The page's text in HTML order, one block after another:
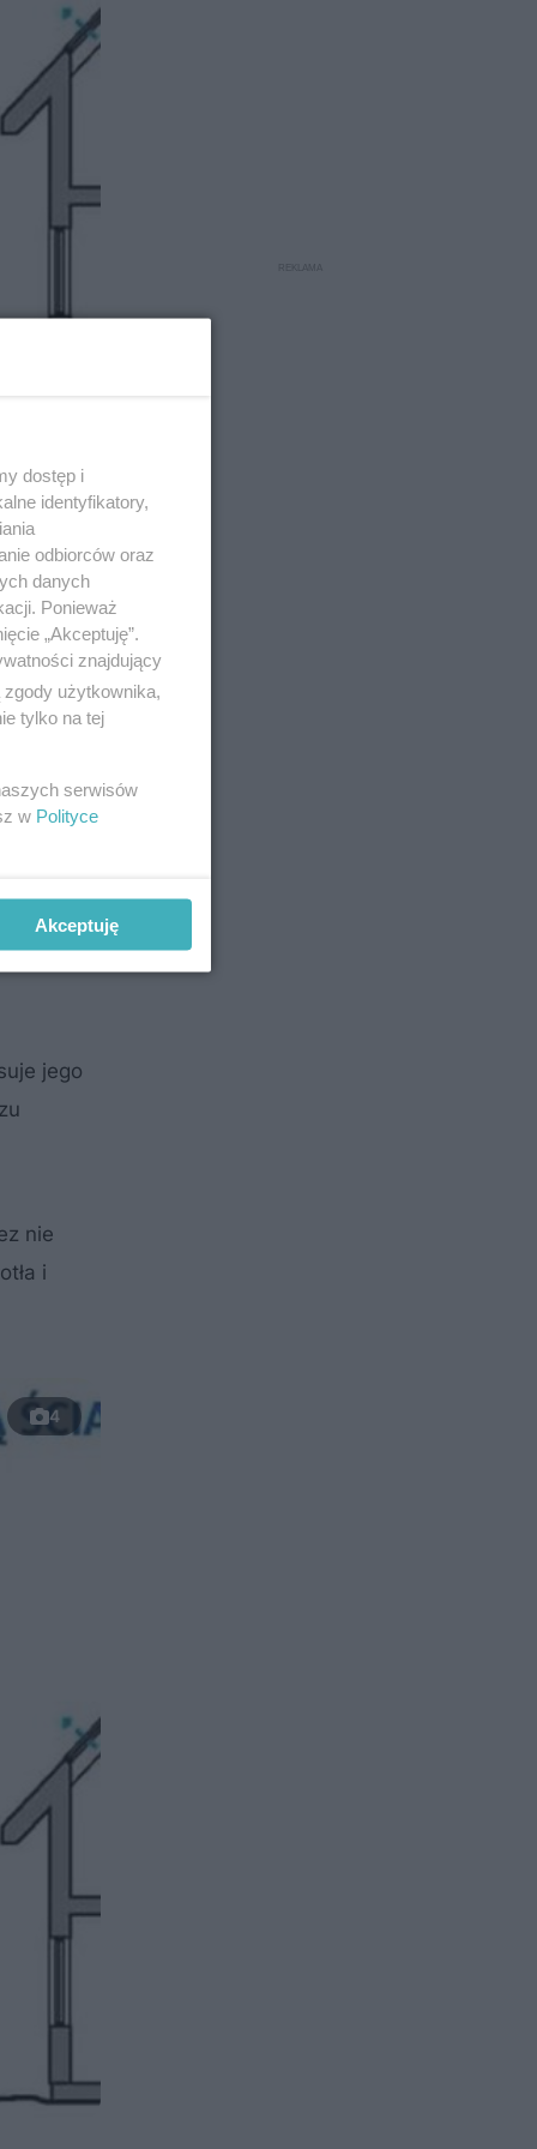
na
jego
nie
i
4
dostęp i
identyfikatory,
odbiorców oraz
danych
Ponieważ
„Akceptuję”.
znajdujący
użytkownika,
tylko na tej
serwisów
w Polityce
Akceptuję